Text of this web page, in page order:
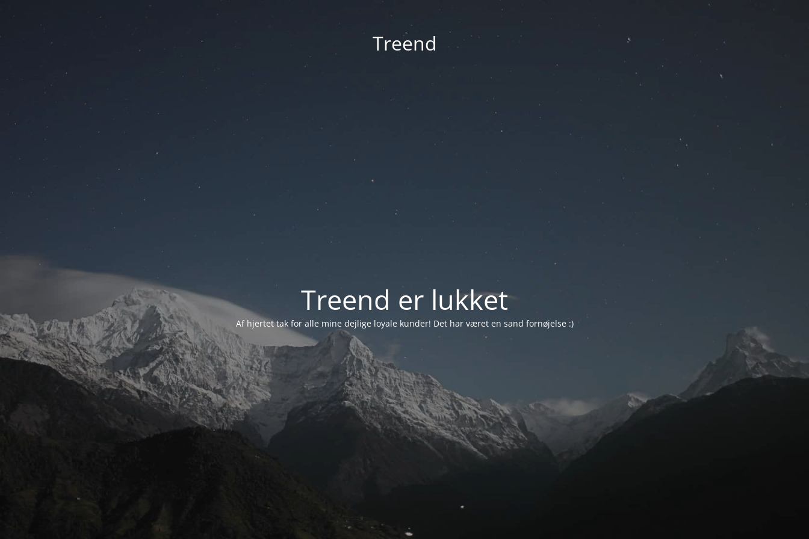
Treend
Treend er lukket
Af hjertet tak for alle mine dejlige loyale kunder! Det har været en sand fornøjelse :)